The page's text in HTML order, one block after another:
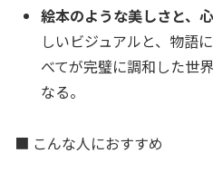
絵本のような美しさと、
しいビジュアルと、物語
べてが完璧に調和した世
なる。
■ こんな人におすすめ